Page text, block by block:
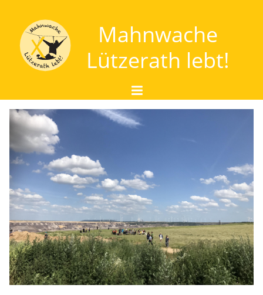
Mahnwache
Lützerath lebt!
Start
Über Uns
Um was es geht - Braunkohle
Um was es geht - Wasser
Unterstützen
Termine
Kontakt